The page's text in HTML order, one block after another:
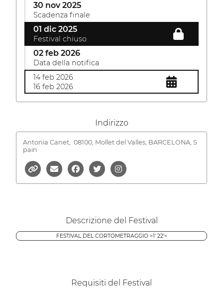
30 nov 2025
Scadenza finale
01 dic 2025
Festival chiuso
02 feb 2026
Data della notifica
14 feb 2026
16 feb 2026
Indirizzo
Antonia Canet, 08100, Mollet del Valles, BARCELONA, S
pain
Descrizione del Festival
FESTIVAL DEL CORTOMETRAGGIO >1' 22'<
Requisiti del Festival